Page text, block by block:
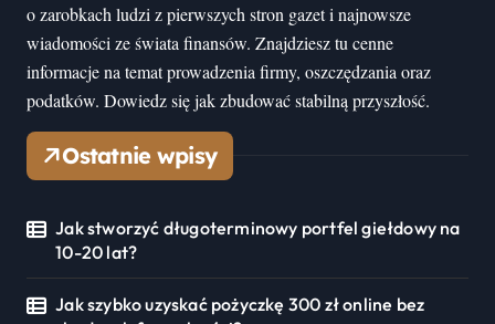
o zarobkach ludzi z pierwszych stron gazet i najnowsze
wiadomości ze świata finansów. Znajdziesz tu cenne
informacje na temat prowadzenia firmy, oszczędzania oraz
podatków. Dowiedz się jak zbudować stabilną przyszłość.
Ostatnie wpisy
Jak stworzyć długoterminowy portfel giełdowy na
10-20 lat?
Jak szybko uzyskać pożyczkę 300 zł online bez